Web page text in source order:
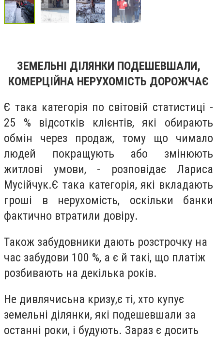
ЗЕМЕЛЬНІ ДІЛЯНКИ ПОДЕШЕВШАЛИ,
КОМЕРЦІЙНА НЕРУХОМІСТЬ ДОРОЖЧАЄ
Є така категорія по світовій статистиці -
25 % відсотків клієнтів, які обирають
обмін через продаж, тому що чимало
людей покращують або змінюють
житлові умови, - розповідає Лариса
Мусійчук.Є така категорія, які вкладають
гроші в нерухомість, оскільки банки
фактично втратили довіру.
Також забудовники дають розстрочку на
час забудови 100 %, а є й такі, що платіж
розбивають на декілька років.
Не дивлячисьна кризу,є ті, хто купує
земельні ділянки, які подешевшали за
останні роки, і будують. Зараз є досить